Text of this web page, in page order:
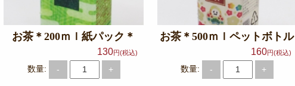
お茶＊200ｍｌ紙パック＊
130円(税込)
数量: - +
お茶＊500ｍｌペットボトル
160円(税込)
数量: - +